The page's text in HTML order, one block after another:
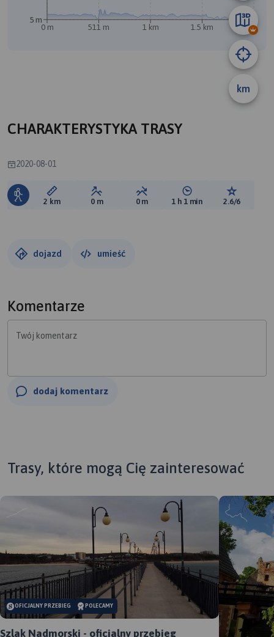
A
km
0 m 511 m 1 km 1.5 km 2 km
5 m
CHARAKTERYSTYKA TRASY
2020-08-01
Długość trasy:
2 km Suma przewyższeń:
0 m Suma spadków:
0 m Średni czas potrzebny
1 h 1 min Ocena
2.6/6
dojazd umieść
Komentarze
Twój komentarz
dodaj komentarz
Trasy, które mogą Cię zainteresować
OFICJALNY PRZEBIEG POLECAMY
Szlak Nadmorski - oficjalny przebieg